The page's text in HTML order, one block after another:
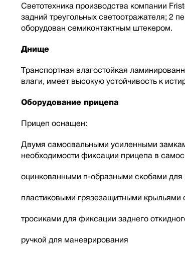
Светотехника производства компании
задний треугольных светоотражателя; 2
оборудован семиконтактным штекером.
Днище
Транспортная влагостойкая
влаги, имеет высокую устойчивость к
Оборудование прицепа
Прицеп оснащен:
Двумя самосвальными усиленными
необходимости фиксации прицепа в
оцинкованными п-образными скобами для
пластиковыми грязезащитными крыльями
тросиками для фиксации заднего
ручкой для маневрирования